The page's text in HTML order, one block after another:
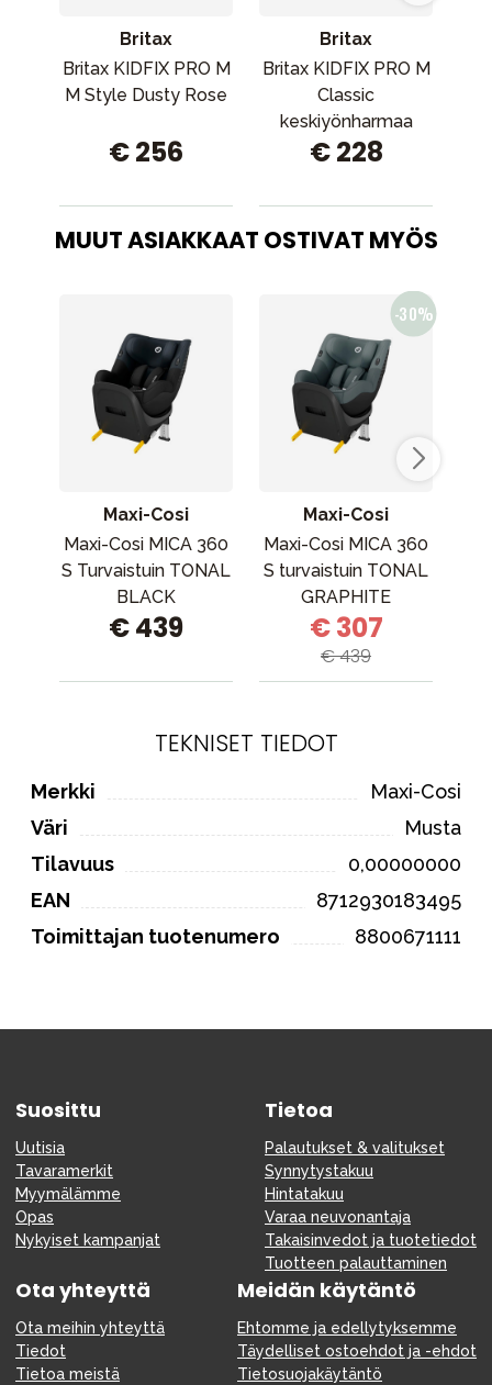
Britax
Britax KIDFIX PRO M
M Style Dusty Rose
€ 256
Britax
Britax KIDFIX PRO M
Classic
keskiyönharmaa
€ 228
MUUT ASIAKKAAT OSTIVAT MYÖS
Maxi-Cosi
Maxi-Cosi MICA 360
S Turvaistuin TONAL
BLACK
€ 439
Maxi-Cosi
Maxi-Cosi MICA 360
S turvaistuin TONAL
GRAPHITE
€ 307
€ 439
TEKNISET TIEDOT
Merkki
Maxi-Cosi
Väri
Musta
Tilavuus
0,00000000
EAN
8712930183495
Toimittajan tuotenumero
8800671111
Suosittu
Uutisia
Tavaramerkit
Myymälämme
Opas
Nykyiset kampanjat
Tietoa
Palautukset & valitukset
Synnytystakuu
Hintatakuu
Varaa neuvonantaja
Takaisinvedot ja tuotetiedot
Tuotteen palauttaminen
Ota yhteyttä
Ota meihin yhteyttä
Tiedot
Tietoa meistä
Meidän käytäntö
Ehtomme ja edellytyksemme
Täydelliset ostoehdot ja -ehdot
Tietosuojakäytäntö